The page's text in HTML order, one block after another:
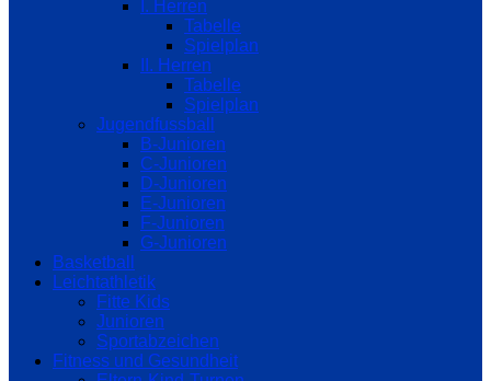
I. Herren
Tabelle
Spielplan
II. Herren
Tabelle
Spielplan
Jugendfussball
B-Junioren
C-Junioren
D-Junioren
E-Junioren
F-Junioren
G-Junioren
Basketball
Leichtathletik
Fitte Kids
Junioren
Sportabzeichen
Fitness und Gesundheit